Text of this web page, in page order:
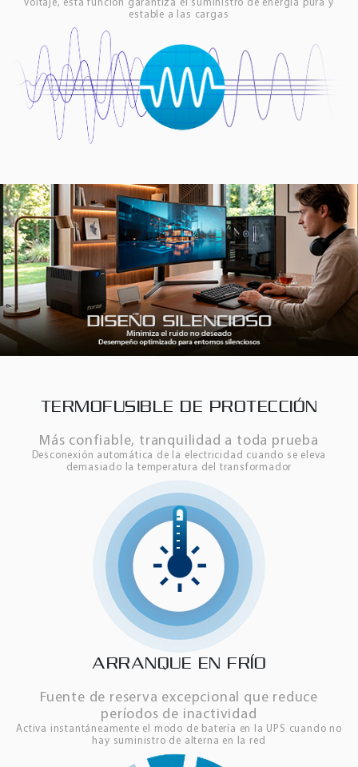
voltaje, esta función garantiza el suministro de energía pura y
estable a las cargas
TERMOFUSIBLE DE PROTECCIÓN
Más confiable, tranquilidad a toda prueba
Desconexión automática de la electricidad cuando se eleva
demasiado la temperatura del transformador
ARRANQUE EN FRÍO
Fuente de reserva excepcional que reduce
períodos de inactividad
Activa instantáneamente el modo de batería en la UPS cuando no
hay suministro de alterna en la red